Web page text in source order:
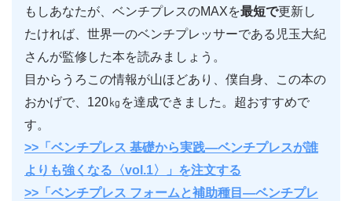
もしあなたが、ベンチプレスのMAXを最短で更新し
たければ、世界一のベンチプレッサーである児玉大紀
さんが監修した本を読みましょう。
目からうろこの情報が山ほどあり、僕自身、この本の
おかげで、120㎏を達成できました。超おすすめで
す。
>>「ベンチプレス 基礎から実践―ベンチプレスが誰
よりも強くなる〈vol.1〉」を注文する
>>「ベンチプレス フォームと補助種目―ベンチプレ